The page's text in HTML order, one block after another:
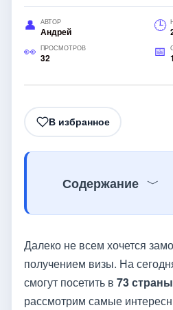
АВТОР
Андрей
ПРОСМОТРОВ
32
В избранное
Содержание
Далеко не всем хочется
получением визы. На
смогут посетить в 73
рассмотрим самые